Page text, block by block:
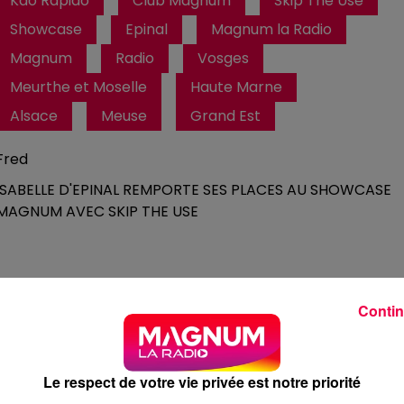
Showcase
Epinal
Magnum la Radio
Magnum
Radio
Vosges
Meurthe et Moselle
Haute Marne
Alsace
Meuse Grand Est
D'EPINAL REMPORTE SES PLACES AU SHOWCASE
AVEC SKIP THE USE
1 min 43
Le respect de votre vie privée est notre priorité